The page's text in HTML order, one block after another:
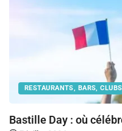
RESTAURANTS, BARS, CLUBS
Bastille Day : où